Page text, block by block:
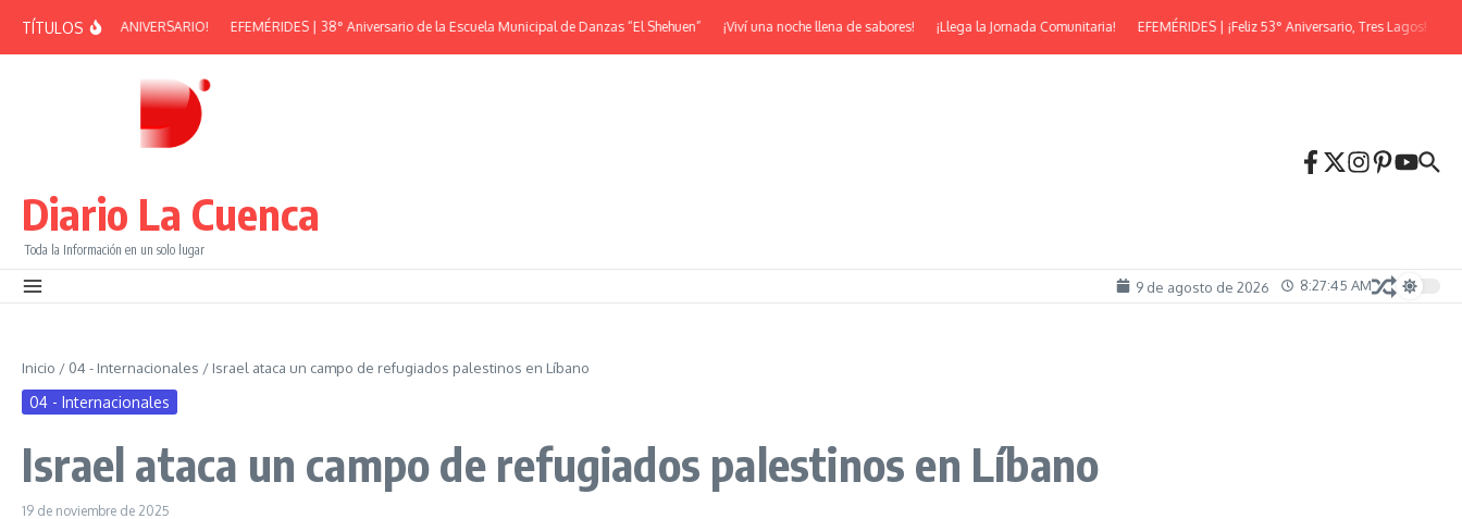
TÍTULOS
PEÑA – 38° ANIVERSARIO! EFEMÉRIDES | 38° Aniversario de la Escuela Municipal de Danzas “El Shehuen” ¡Viví una noche llena de sabores! ¡Llega la Jornada Comunitaria! EFEMÉRIDES | ¡Feliz 53° Aniversario, Tres Lagos!
Diario La Cuenca
Toda la Información en un solo lugar
9 de agosto de 2026 8:27:46 AM
Inicio / 04 - Internacionales / Israel ataca un campo de refugiados palestinos en Líbano
04 - Internacionales
Israel ataca un campo de refugiados palestinos en Líbano
19 de noviembre de 2025